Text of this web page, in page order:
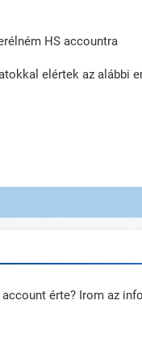
HS accountra
elértek az alábbi
érte? Irom az